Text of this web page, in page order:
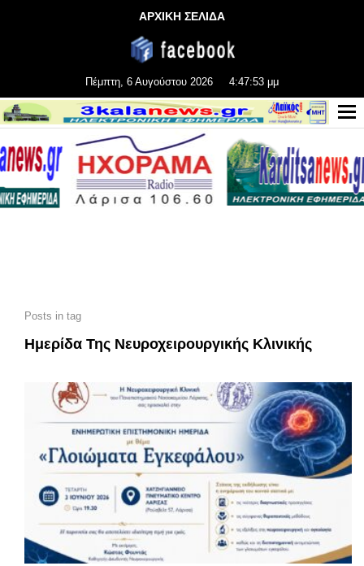
ΑΡΧΙΚΗ ΣΕΛΙΔΑ
Πέμπτη, 6 Αυγούστου 2026 4:47:54 μμ
Posts in tag
Ημερίδα Της Νευροχειρουργικής Κλινικής